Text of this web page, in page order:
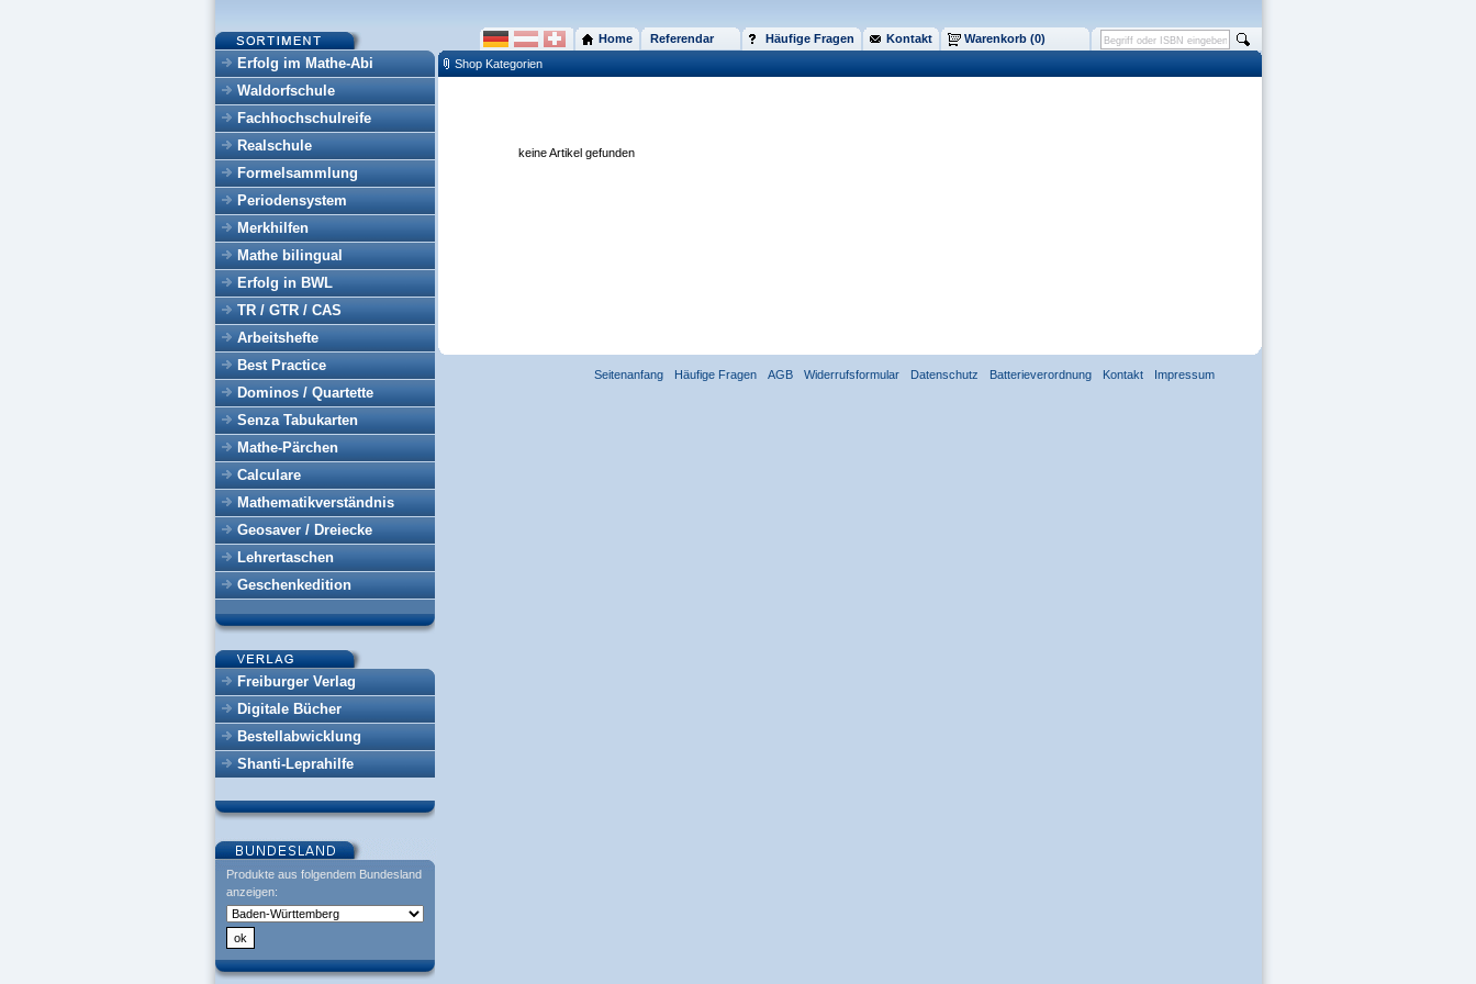
Erfolg im Mathe-Abi
Waldorfschule
Fachhochschulreife
Realschule
Formelsammlung
Periodensystem
Merkhilfen
Mathe bilingual
Erfolg in BWL
TR / GTR / CAS
Arbeitshefte
Best Practice
Dominos / Quartette
Senza Tabukarten
Mathe-Pärchen
Calculare
Mathematikverständnis
Geosaver / Dreiecke
Lehrertaschen
Geschenkedition
Freiburger Verlag
Digitale Bücher
Bestellabwicklung
Shanti-Leprahilfe
Produkte aus folgendem Bundesland
anzeigen:
Home Referendar Häufige Fragen Kontakt
Warenkorb (0)
Shop Kategorien
keine Artikel gefunden
Seitenanfang Häufige Fragen AGB Widerrufsformular Datenschutz Batterieverordnung Kontakt Impressum